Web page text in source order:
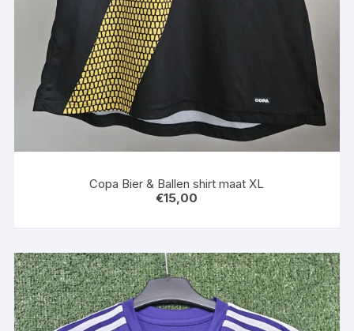
Copa Bier & Ballen shirt maat XL
€15,00